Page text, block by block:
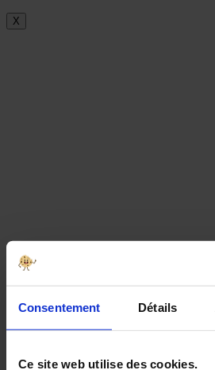
Consentement Détails
Ce site web utilise des cookies.
X